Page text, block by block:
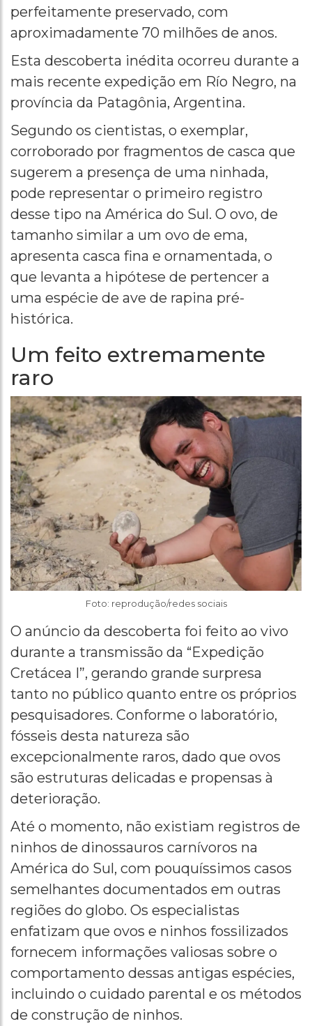
perfeitamente preservado, com
aproximadamente 70 milhões de anos.
Esta descoberta inédita ocorreu durante a
mais recente expedição em Río Negro, na
província da Patagônia, Argentina.
Segundo os cientistas, o exemplar,
corroborado por fragmentos de casca que
sugerem a presença de uma ninhada,
pode representar o primeiro registro
desse tipo na América do Sul. O ovo, de
tamanho similar a um ovo de ema,
apresenta casca fina e ornamentada, o
que levanta a hipótese de pertencer a
uma espécie de ave de rapina pré-
histórica.
Um feito extremamente
raro
Foto: reprodução/redes sociais
O anúncio da descoberta foi feito ao vivo
durante a transmissão da “Expedição
Cretácea I”, gerando grande surpresa
tanto no público quanto entre os próprios
pesquisadores. Conforme o laboratório,
fósseis desta natureza são
excepcionalmente raros, dado que ovos
são estruturas delicadas e propensas à
deterioração.
Até o momento, não existiam registros de
ninhos de dinossauros carnívoros na
América do Sul, com pouquíssimos casos
semelhantes documentados em outras
regiões do globo. Os especialistas
enfatizam que ovos e ninhos fossilizados
fornecem informações valiosas sobre o
comportamento dessas antigas espécies,
incluindo o cuidado parental e os métodos
de construção de ninhos.